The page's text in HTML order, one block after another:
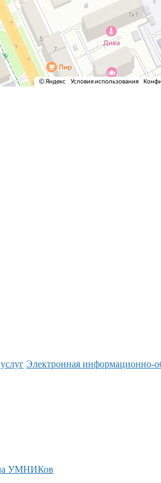
Электронная информационно-
УМНИКов